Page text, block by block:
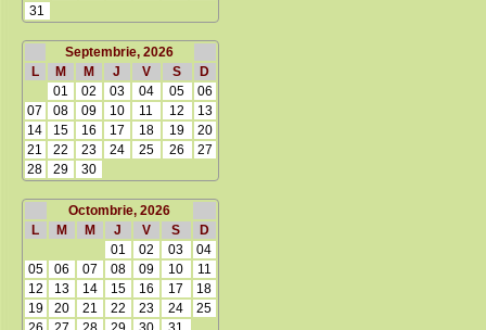
31
Septembrie, 2026
L
M M J V S
D
01
02 03 04 05
06
07
08 09 10 11 12
13
14
15 16 17 18 19
20
21
22 23 24 25 26
27
28
29 30
Octombrie, 2026
L
M M J V S
D
01
02 03
04
05
06 07 08 09 10
11
12
13 14 15 16 17
18
19
20 21 22 23 24
25